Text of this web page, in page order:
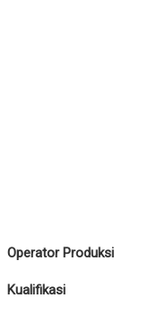
Operator Produksi
Kualifikasi